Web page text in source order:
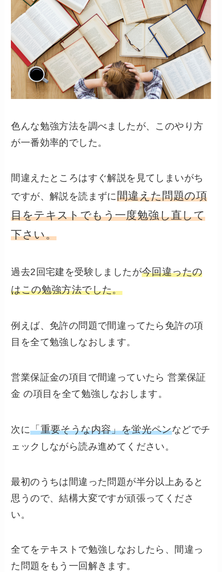
色んな勉強方法を調べましたが、このやり方
が一番効率的でした。
間違えたところはすぐ解説を見てしまいがち
ですが、解説を読まずに間違えた問題の項
目をテキストでもう一度勉強し直して
下さい。
過去2回宅建を受験しましたが今回違ったの
はこの勉強方法でした。
例えば、免許の問題で間違ってたら免許の項
目を全て勉強しなおします。
営業保証金の項目で間違っていたら 営業保証
金 の項目を全て勉強しなおします。
次に「重要そうな内容」を蛍光ペンなどでチ
ェックしながら読み進めてください。
最初のうちは間違った問題が半分以上あると
思うので、結構大変ですが頑張ってくださ
い。
全てをテキストで勉強しなおしたら、間違っ
た問題をもう一回解きます。